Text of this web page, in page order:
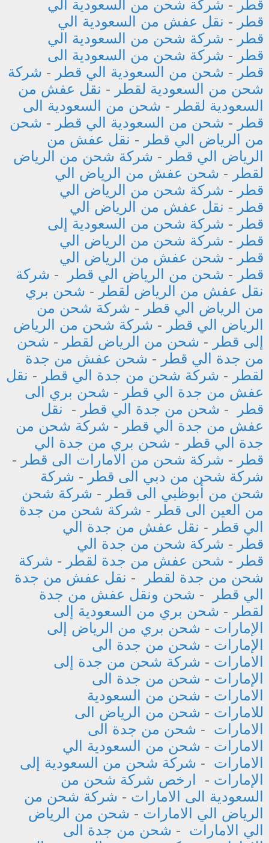
قطر - شركة شحن من السعودية الي
قطر - نقل عفش من السعودية الي
قطر - شركة شحن من السعودية الي
قطر - شركة شحن من السعودية الى
قطر - شحن من السعودية الي قطر - شركة
شحن من السعودية لقطر - نقل عفش من
السعودية لقطر - شحن من السعودية الى
قطر - شحن من السعودية الي قطر - شحن
من الرياض الي قطر - نقل عفش من
الرياض الي قطر - شركة شحن من الرياض
لقطر - شحن عفش من الرياض الي
قطر - شركة شحن من الرياض الي
قطر - نقل عفش من الرياض الي
قطر - شركة شحن من السعودية إلى
قطر - شركة شحن من الرياض الي
قطر - شحن عفش من الرياض الي
قطر - شحن من الرياض الي قطر - شركة
نقل عفش من الرياض لقطر - شحن بري
من الرياض الي قطر - شركة شحن من
الرياض الي قطر - شركة شحن من الرياض
إلى قطر - شحن من الرياض لقطر - شحن
من جدة الي قطر - شحن عفش من جدة
لقطر - شركة شحن من جدة الي قطر - نقل
عفش من جدة الي قطر - شحن بري الى
قطر
- شحن من جدة الي قطر - نقل
عفش من جدة الي قطر - شركة شحن من
جدة الي قطر - شحن بري من جدة الي
قطر - شركة شحن من الامارات الى قطر -
شركة شحن من دبي الى قطر - شركة
شحن من أبوظبي الى قطر - شركة شحن
من العين الى قطر - شركة شحن من جدة
الي قطر - نقل عفش من جدة الي
قطر - شركة شحن من جدة الي
قطر - شحن عفش من جدة لقطر - شركة
شحن من جدة لقطر
- نقل عفش من جدة
الي قطر
- شحن ونقل عفش من جدة
لقطر - شحن بري من السعودية إلى
الإمارات - شحن بري من الرياض إلى
الإمارات - شحن من جدة الى
الامارات - شركة شحن من جدة إلى
الإمارات - شحن من جدة الى
الامارات - شحن من السعودية
للامارات - شحن من الرياض الى
الامارات - شحن من جدة الى
الامارات - شحن من السعودية الي
الامارات - شركة شحن من السعودية إلى
الإمارات - ارخص شركة شحن من
السعودية الى الامارات - شركة شحن من
الرياض الي الامارات - شحن من الرياض
الي الامارات - شحن من جدة الى